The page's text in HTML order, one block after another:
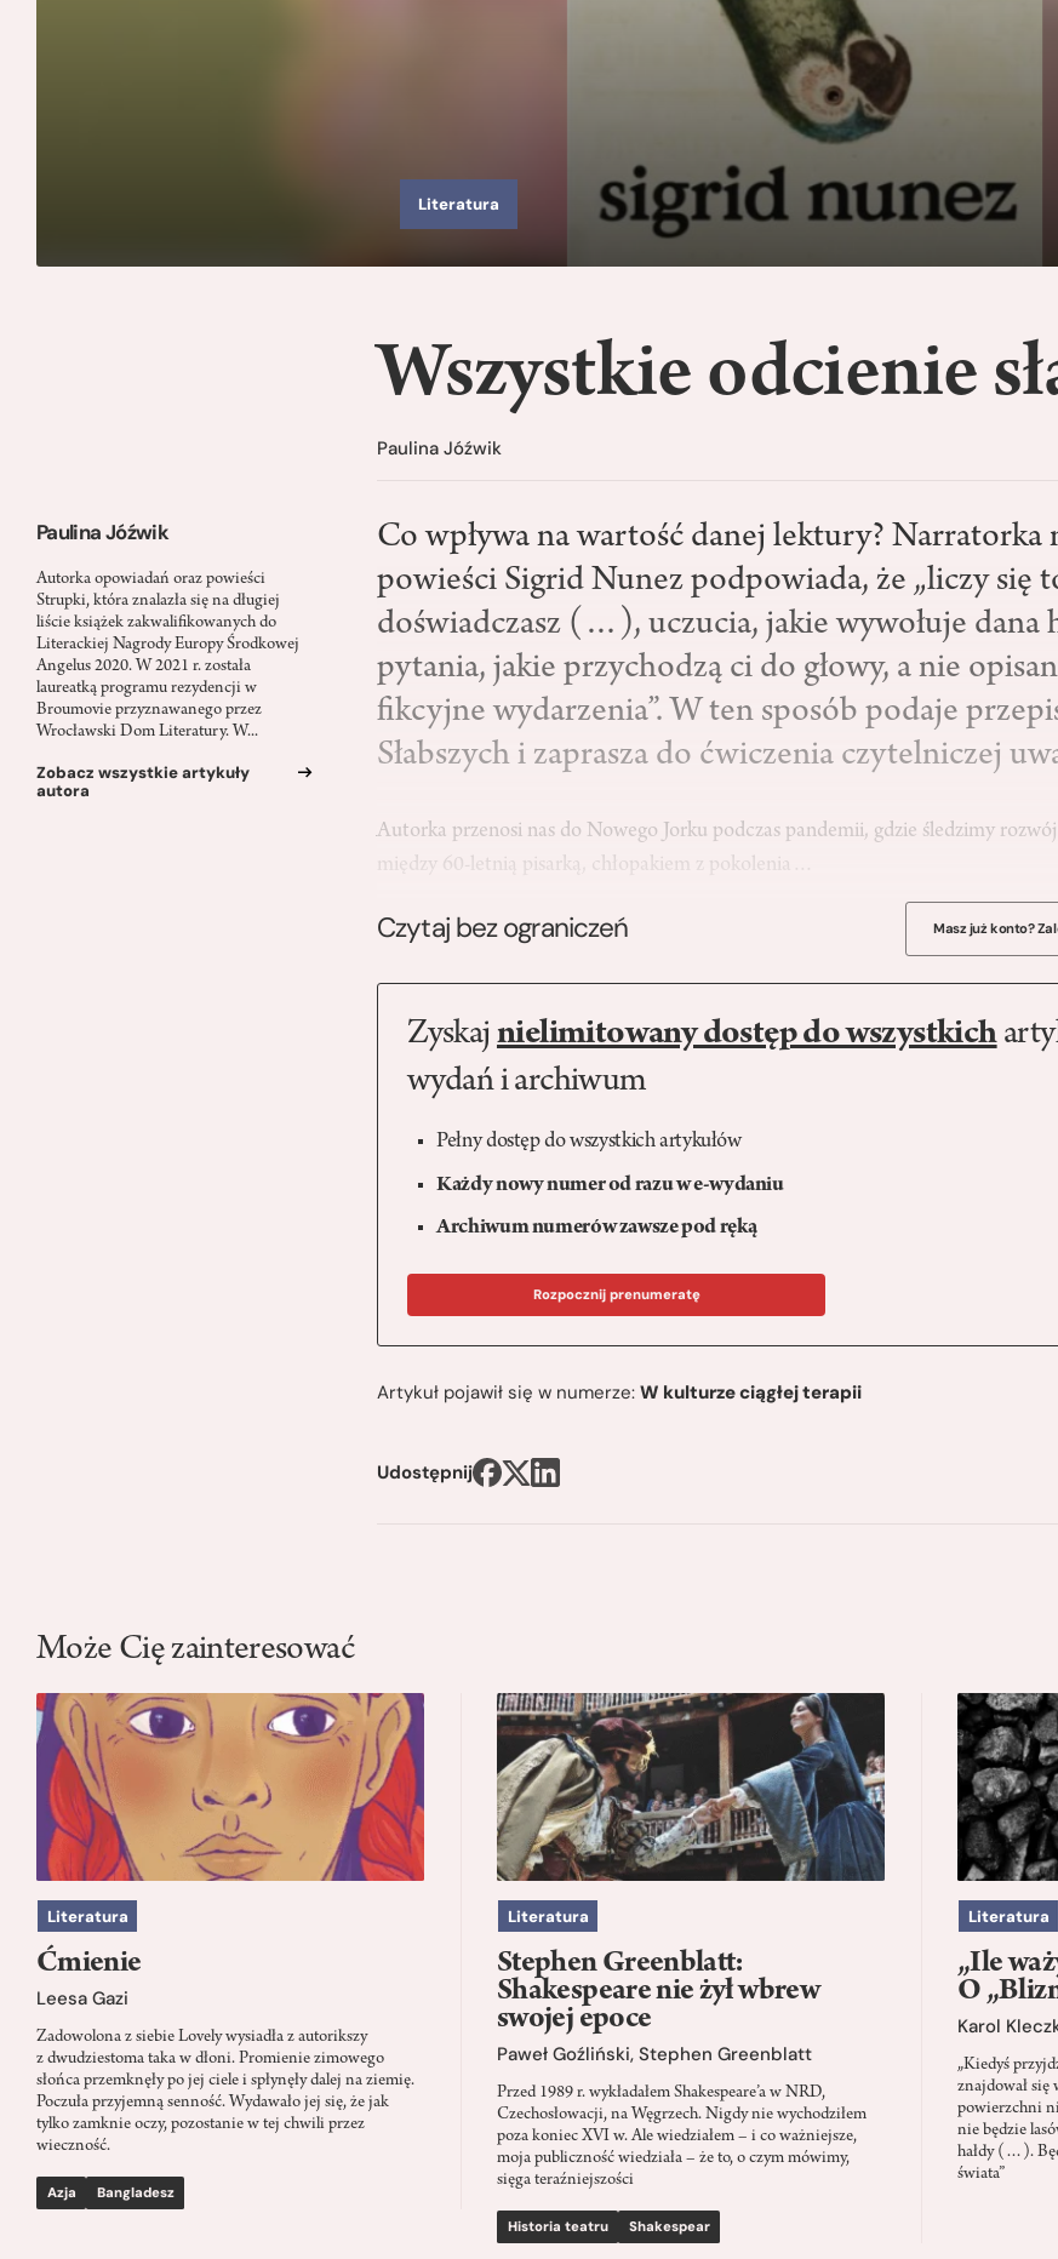
Literatura
Paulina Jóźwik
Autorka opowiadań oraz powieści
Strupki, która znalazła się na długiej
liście książek zakwalifikowanych do
Literackiej Nagrody Europy Środkowej
Angelus 2020. W 2021 r. została
laureatką programu rezydencji w
Broumovie przyznawanego przez
Wrocławski Dom Literatury. W...
Zobacz wszystkie artykuły
autora
Wszystkie odcienie
Paulina Jóźwik
Co wpływa na wartość danej lektury? Narratorka
powieści Sigrid Nunez podpowiada, że „liczy się
doświadczasz (…), uczucia, jakie wywołuje dana
pytania, jakie przychodzą ci do głowy, a nie
fikcyjne wydarzenia”. W ten sposób podaje
Słabszych i zaprasza do ćwiczenia czytelniczej
Autorka przenosi nas do Nowego Jorku podczas pandemii, gdzie śledzimy
między 60-letnią pisarką, chłopakiem z pokolenia…
Czytaj bez ograniczeń Masz już konto?
Zyskaj nielimitowany dostęp do wszystkich
wydań i archiwum
Pełny dostęp do wszystkich artykułów
Każdy nowy numer od razu w e-wydaniu
Archiwum numerów zawsze pod ręką
Rozpocznij prenumeratę
Artykuł pojawił się w numerze:W kulturze ciągłej terapii
Udostępnij
Może Cię zainteresować
Literatura
Ćmienie
Leesa Gazi
Zadowolona z siebie Lovely wysiadła z autorikszy
z dwudziestoma taka w dłoni. Promienie zimowego
słońca przemknęły po jej ciele i spłynęły dalej na ziemię.
Poczuła przyjemną senność. Wydawało jej się, że jak
tylko zamknie oczy, pozostanie w tej chwili przez
wieczność.
Azja Bangladesz
Literatura
Stephen Greenblatt:
Shakespeare nie żył wbrew
swojej epoce
Paweł Goźliński, Stephen Greenblatt
Przed 1989 r. wykładałem Shakespeare’a w NRD,
Czechosłowacji, na Węgrzech. Nigdy nie wychodziłem
poza koniec XVI w. Ale wiedziałem – i co ważniejsze,
moja publiczność wiedziała – że to, o czym mówimy,
sięga teraźniejszości
Historia teatru Shakespear
Literatura
„Ile
O
Karol
„Kiedyś
znajdował się
powierzchni
nie będzie
hałdy (…).
świata”